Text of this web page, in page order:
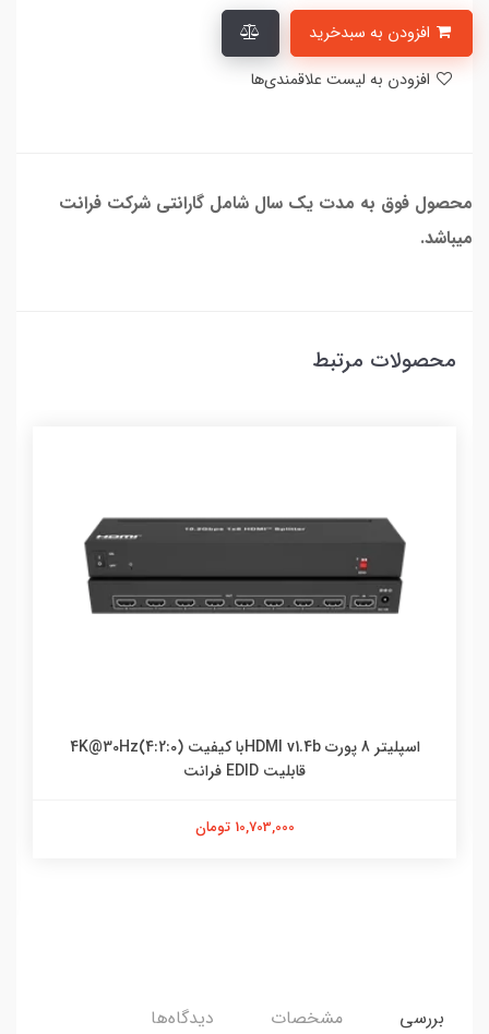
محصول فوق به مدت یک سال شامل گارانتی شرکت فرانت
میباشد.
محصولات مرتبط
اسپلیتر 8 پورت HDMI v1.4bبا کیفیت 4K@30Hz(4:2:0)
قابلیت EDID فرانت
10,703,000 تومان
بررسی مشخصات دیدگاه‌ها